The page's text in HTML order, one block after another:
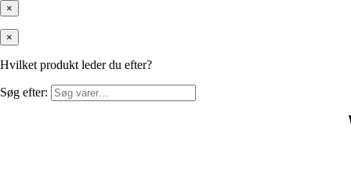
×
×
Hvilket produkt leder du efter?
Søg efter: